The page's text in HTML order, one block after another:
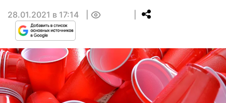
28.01.2021 в 17:14